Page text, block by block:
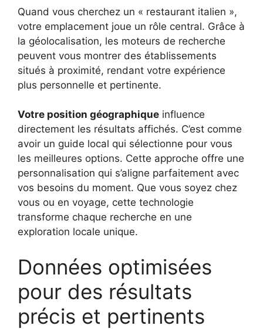
Quand vous cherchez un « restaurant italien »,
votre emplacement joue un rôle central. Grâce à
la géolocalisation, les moteurs de recherche
peuvent vous montrer des établissements
situés à proximité, rendant votre expérience
plus personnelle et pertinente.
Votre position géographique influence
directement les résultats affichés. C’est comme
avoir un guide local qui sélectionne pour vous
les meilleures options. Cette approche offre une
personnalisation qui s’aligne parfaitement avec
vos besoins du moment. Que vous soyez chez
vous ou en voyage, cette technologie
transforme chaque recherche en une
exploration locale unique.
Données optimisées
pour des résultats
précis et pertinents